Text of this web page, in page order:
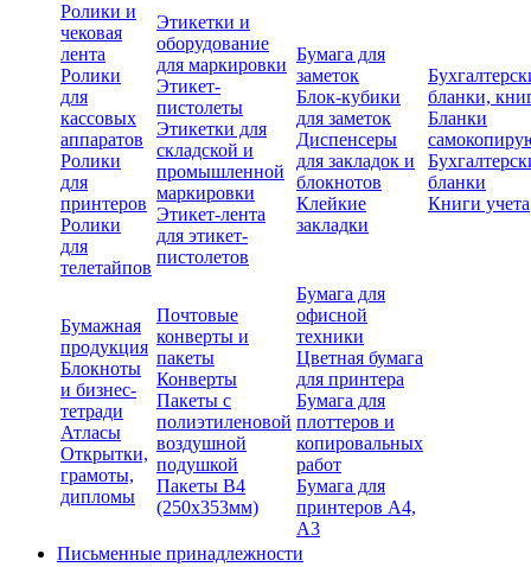
Ролики и
чековая
лента
Ролики
для
кассовых
аппаратов
Ролики
для
принтеров
Ролики
для
телетайпов
Этикетки и
оборудование
для маркировки
Этикет-
пистолеты
Этикетки для
складской и
промышленной
маркировки
Этикет-лента
для этикет-
пистолетов
Бумага для
заметок
Блок-кубики
для заметок
Диспенсеры
для закладок и
блокнотов
Клейкие
закладки
бланки,
Бланки
бланки
Книги учета
Бумажная
продукция
Блокноты
и бизнес-
тетради
Атласы
Открытки,
грамоты,
дипломы
Почтовые
конверты и
пакеты
Конверты
Пакеты с
полиэтиленовой
воздушной
подушкой
Пакеты В4
(250х353мм)
Бумага для
офисной
техники
Цветная бумага
для принтера
Бумага для
плоттеров и
копировальных
работ
Бумага для
принтеров А4,
А3
Письменные принадлежности